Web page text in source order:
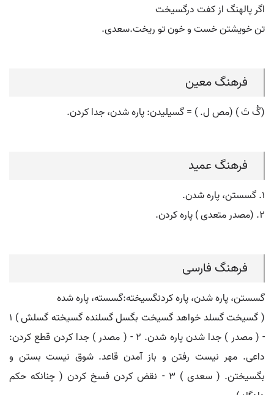
اگر پالهنگ از کفت درگسیخت
تن خویشتن خست و خون تو ریخت.سعدی.
فرهنگ معین
(گُ تَ ) (مص ل. ) = گسیلیدن: پاره شدن، جدا کردن.
فرهنگ عمید
۱. گسستن، پاره شدن.
۲. (مصدر متعدی ) پاره کردن.
فرهنگ فارسی
گسستن، پاره شدن، پاره کردنگسیخته:گسسته، پاره شده
( گسیخت گسلد خواهد گسیخت بگسل گسلنده گسیخته گسلش ) ۱
- ( مصدر ) جدا شدن پاره شدن. ۲ - ( مصدر ) جدا کردن قطع کردن:
داعی. مهر نیست رفتن و باز آمدن قاعد. شوق نیست بستن و
بگسیختن. ( سعدی ) ۳ - نقض کردن فسخ کردن ( چنانکه حکم